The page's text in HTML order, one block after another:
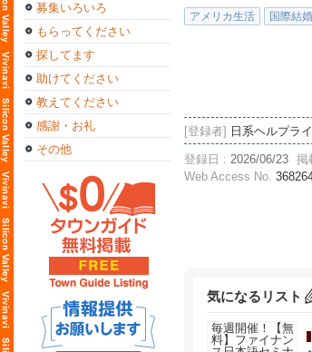
募集いろいろ
もらってください
探してます
助けてください
教えてください
感謝・お礼
その他
アメリカ生活 国際結婚
[登録者] 日系ヘルプラ
登録日 : 2026/06/23 掲
Web Access No.
気になるリスト